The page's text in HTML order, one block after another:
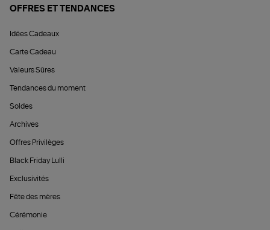
OFFRES ET TENDANCES
Idées Cadeaux
Carte Cadeau
Valeurs Sûres
Tendances du moment
Soldes
Archives
Offres Privilèges
Black Friday Lulli
Exclusivités
Fête des mères
Cérémonie